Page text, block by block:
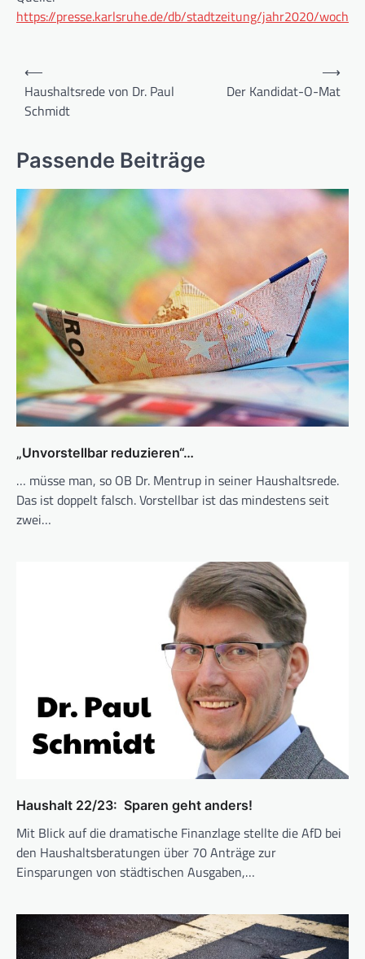
https://presse.karlsruhe.de/db/stadtzeitung/jahr2020/
Beitragsnavigation
⟵
Haushaltsrede von Dr. Paul
Schmidt
Der Kandidat-O-Mat
⟶
Passende Beiträge
„Unvorstellbar reduzieren“…
… müsse man, so OB Dr. Mentrup in seiner Haushaltsrede.
Das ist doppelt falsch. Vorstellbar ist das mindestens seit
zwei…
Haushalt 22/23: Sparen geht anders!
Mit Blick auf die dramatische Finanzlage stellte die AfD bei
den Haushaltsberatungen über 70 An­träge zur
Einsparungen von städti­schen Ausgaben,…